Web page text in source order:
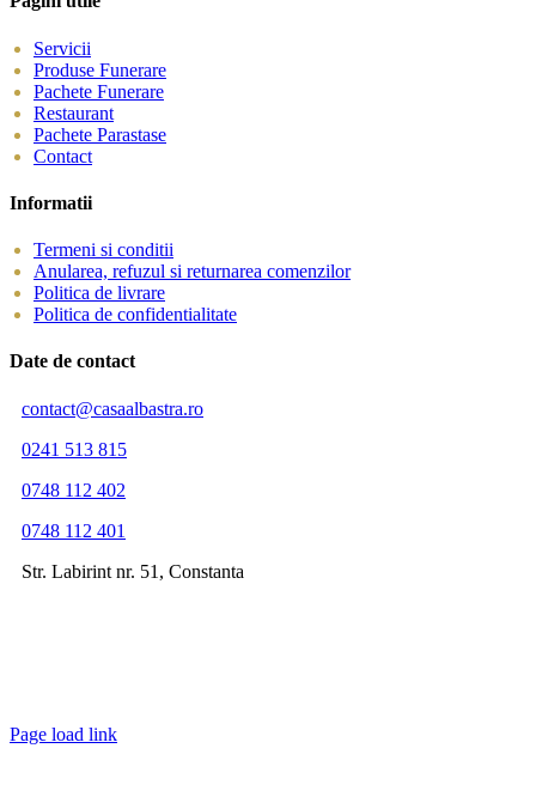
Servicii
Produse Funerare
Pachete Funerare
Restaurant
Pachete Parastase
Contact
Informatii
Termeni si conditii
Anularea, refuzul si returnarea comenzilor
Politica de livrare
Politica de confidentialitate
Date de contact
contact@casaalbastra.ro
0241 513 815
0748 112 402
0748 112 401
Str. Labirint nr. 51, Constanta
Page load link